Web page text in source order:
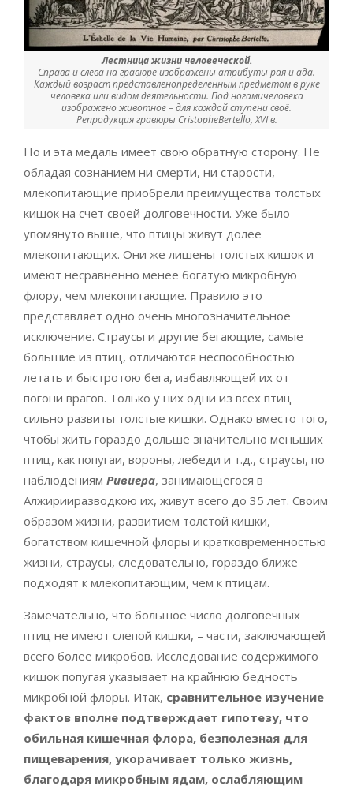
Лестница жизни человеческой.
Справа и слева на гравюре изображены атрибуты рая и ада.
Каждый возраст представленопределенным предметом в руке
человека или видом деятельности. Под ногамичеловека
изображено животное – для каждой ступени своё.
Репродукция гравюры CristopheBertello, XVI в.
Но и эта медаль имеет свою обратную сторону. Не
обладая сознанием ни смерти, ни старости,
млекопитающие приобрели преимущества толстых
кишок на счет своей долговечности. Уже было
упомянуто выше, что птицы живут долее
млекопитающих. Они же лишены толстых кишок и
имеют несравненно менее богатую микробную
флору, чем млекопитающие. Правило это
представляет одно очень многозначительное
исключение. Страусы и другие бегающие, самые
большие из птиц, отличаются неспособностью
летать и быстротою бега, избавляющей их от
погони врагов. Только у них одни из всех птиц
сильно развиты толстые кишки. Однако вместо того,
чтобы жить гораздо дольше значительно меньших
птиц, как попугаи, вороны, лебеди и т.д., страусы, по
наблюдениям Ривиера, занимающегося в
Алжирииразводкою их, живут всего до 35 лет. Своим
образом жизни, развитием толстой кишки,
богатством кишечной флоры и кратковременностью
жизни, страусы, следовательно, гораздо ближе
подходят к млекопитающим, чем к птицам.
Замечательно, что большое число долговечных
птиц не имеют слепой кишки, – части, заключающей
всего более микробов. Исследование содержимого
кишок попугая указывает на крайнюю бедность
микробной флоры. Итак, сравнительное изучение
фактов вполне подтверждает гипотезу, что
обильная кишечная флора, безполезная для
пищеварения, укорачивает только жизнь,
благодаря микробным ядам, ослабляющим